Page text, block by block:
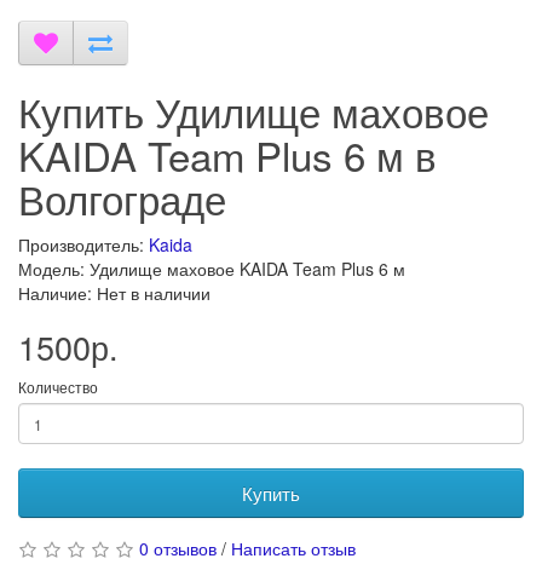
Купить Удилище маховое
KAIDA Team Plus 6 м в
Волгограде
Производитель: Kaida
Модель: Удилище маховое KAIDA Team Plus 6 м
Наличие: Нет в наличии
1500р.
Количество
Купить
0 отзывов / Написать отзыв